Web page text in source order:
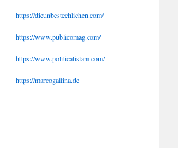
https://dieunbestechlichen.com/
https://www.publicomag.com/
https://www.politicalislam.com/
https://marcogallina.de